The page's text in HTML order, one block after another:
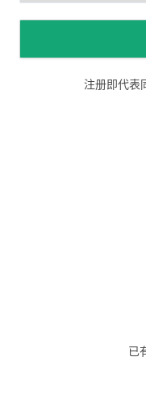
注册即代表
已